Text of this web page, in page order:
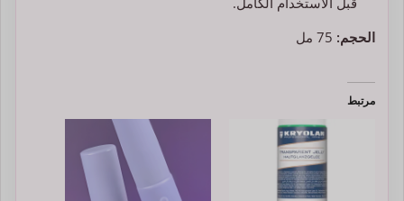
الحجم:
مرتبط